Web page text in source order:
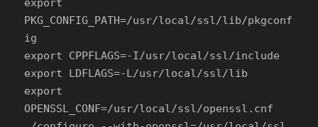
export
PKG_CONFIG_PATH=/usr/local/ssl/lib/pkgconf
ig
export CPPFLAGS=-I/usr/local/ssl/include
export LDFLAGS=-L/usr/local/ssl/lib
export
OPENSSL_CONF=/usr/local/ssl/openssl.cnf